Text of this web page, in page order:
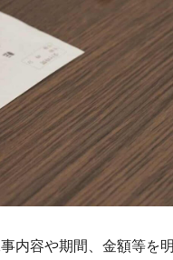
内容や期間、金額等を